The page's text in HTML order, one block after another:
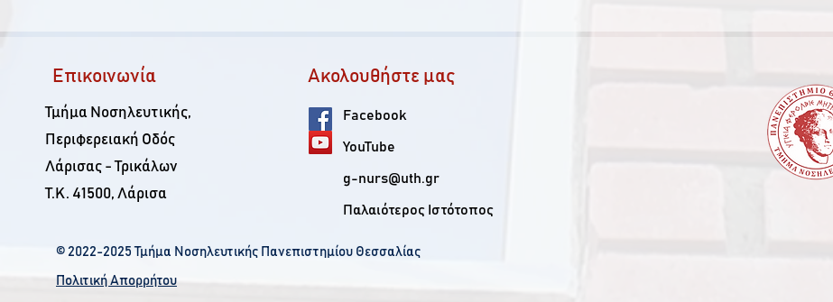
Επικοινωνία
Τμήμα Νοσηλευτικής,
Περιφερειακή Οδός
Λάρισας - Τρικάλων
Τ.Κ. 41500, Λάρισα
Ακολουθήστε μας
Facebook
YouTube
g-nurs@uth.gr
Παλαιότερος Ιστότοπος
© 2022-2025 Τμήμα Νοσηλευτικής Πανεπιστημίου Θεσσαλίας
Πολιτική Απορρήτου